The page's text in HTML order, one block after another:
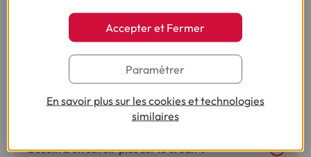
Besoin d’autres conseils sur le même thème ?
Besoin d'en savoir plus sur le crédit ?
Accepter et Fermer
Paramétrer
En savoir plus sur les cookies et technologies
similaires